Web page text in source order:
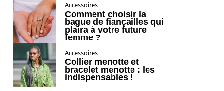
Accessoires
Comment choisir la
bague de fiançailles qui
plaira à votre future
femme ?
Accessoires
Collier menotte et
bracelet menotte : les
indispensables !